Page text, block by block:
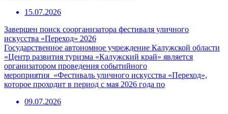
15.07.2026
Завершен поиск соорганизатора фестиваля уличного
искусства «Переход» 2026
Государственное автономное учреждение Калужской области
«Центр развития туризма «Калужский край» является
организатором проведения событийного
мероприятия «Фестиваль уличного искусства «Переход»,
которое проходит в период с мая 2026 года по
09.07.2026